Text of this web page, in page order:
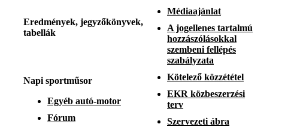
Eredmények, jegyzőkönyvek,
tabellák
Napi sportműsor
Egyéb autó-motor
Fórum
Médiaajánlat
A jogellenes tartalmú
hozzászólásokkal
szembeni fellépés
szabályzata
Kötelező közzététel
EKR közbeszerzési
terv
Szervezeti ábra